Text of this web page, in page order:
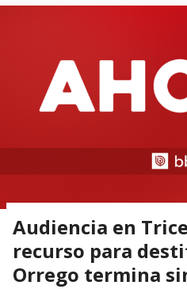
Audiencia en
recurso para
Orrego termina